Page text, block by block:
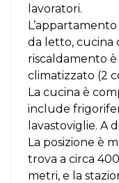
lavoratori.
da letto, cucina
riscaldamento è
climatizzato (2
La cucina è
include
lavastoviglie. A
La posizione è
trova a circa
metri, e la